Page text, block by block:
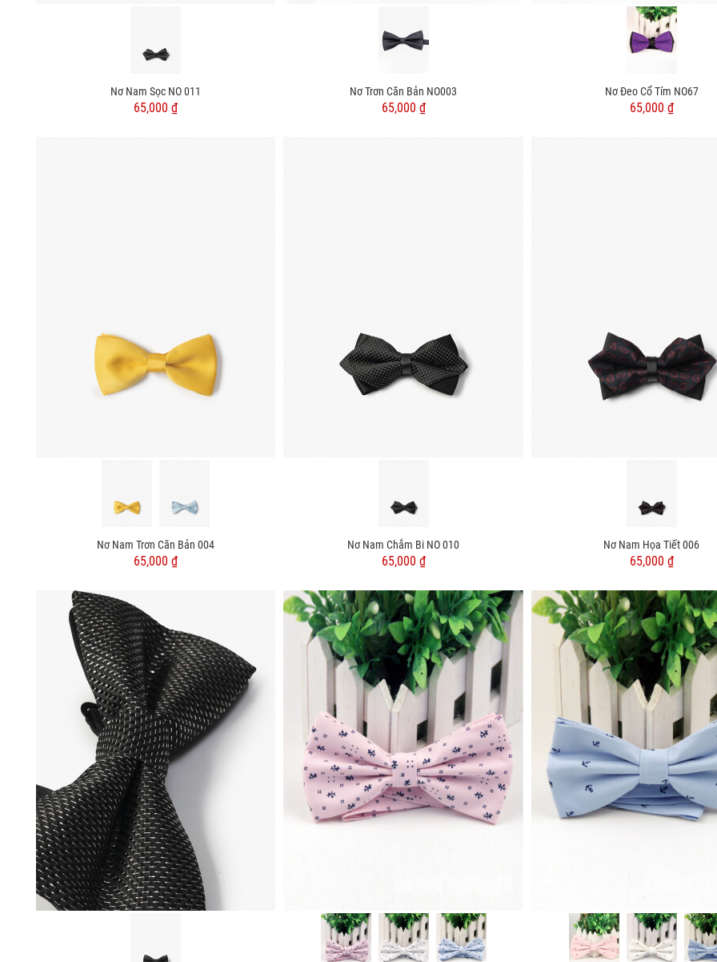
Nơ Nam Sọc NO 011
65,000 ₫
Nơ Trơn Căn Bản NO003
65,000 ₫
Nơ Đeo Cổ Tím NO67
65,000 ₫
Nơ Nam Trơn Căn Bản 004
65,000 ₫
Nơ Nam Chắm Bi NO 010
65,000 ₫
Nơ Nam Họa Tiết 006
65,000 ₫